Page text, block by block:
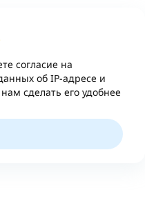
согласие на
об IP-адресе и
сделать его удобнее